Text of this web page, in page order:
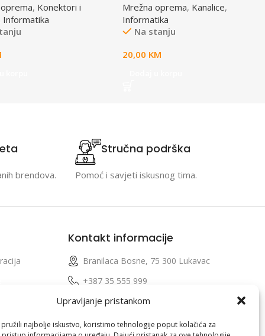
Upravljanje pristankom
najbolje iskustvo, koristimo tehnologije poput kolačića za
, Konektori i
Informatika
Mrežna oprema, Kanalice,
Informatika
Na stanju
20,00 KM
brendova.
Stručna podrška
Pomoć i savjeti iskusnog tima.
Kontakt informacije
Branilaca Bosne, 75 300 Lukavac
+387 35 555 999
info@pconer.ba
ID: 4210115760008